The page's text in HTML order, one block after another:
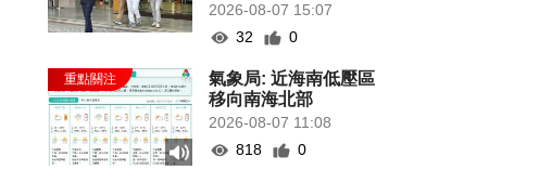
2026-08-07 15:07
32
0
氣象局: 近海南低壓區
移向南海北部
2026-08-07 11:08
818
0